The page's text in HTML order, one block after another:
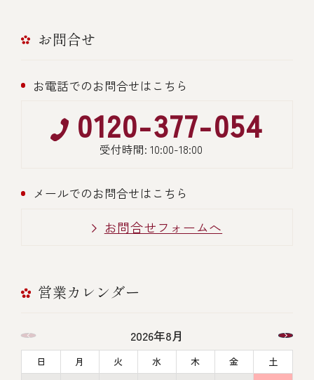
お問合せ
お電話でのお問合せはこちら
0120-377-054
受付時間: 10:00-18:00
メールでのお問合せはこちら
お問合せフォームへ
営業カレンダー
2026年8月
日 月 火 水 木 金
土